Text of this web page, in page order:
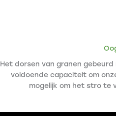
Het dorsen van granen
voldoende capaciteit om
mogelijk om het stro te